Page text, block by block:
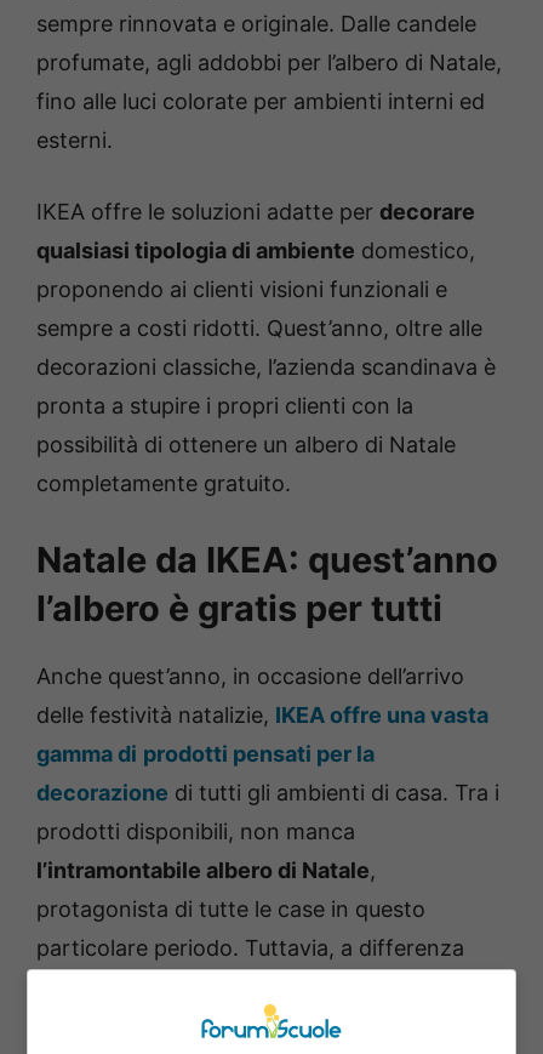
sempre rinnovata e originale. Dalle candele
profumate, agli addobbi per l’albero di Natale,
fino alle luci colorate per ambienti interni ed
esterni.
IKEA offre le soluzioni adatte per decorare
qualsiasi tipologia di ambiente domestico,
proponendo ai clienti visioni funzionali e
sempre a costi ridotti. Quest’anno, oltre alle
decorazioni classiche, l’azienda scandinava è
pronta a stupire i propri clienti con la
possibilità di ottenere un albero di Natale
completamente gratuito.
Natale da IKEA: quest’anno
l’albero è gratis per tutti
Anche quest’anno, in occasione dell’arrivo
delle festività natalizie, IKEA offre una vasta
gamma di prodotti pensati per la
decorazione di tutti gli ambienti di casa. Tra i
prodotti disponibili, non manca
l’intramontabile albero di Natale,
protagonista di tutte le case in questo
particolare periodo. Tuttavia, a differenza
possibilità di acquistare un albero di Natale